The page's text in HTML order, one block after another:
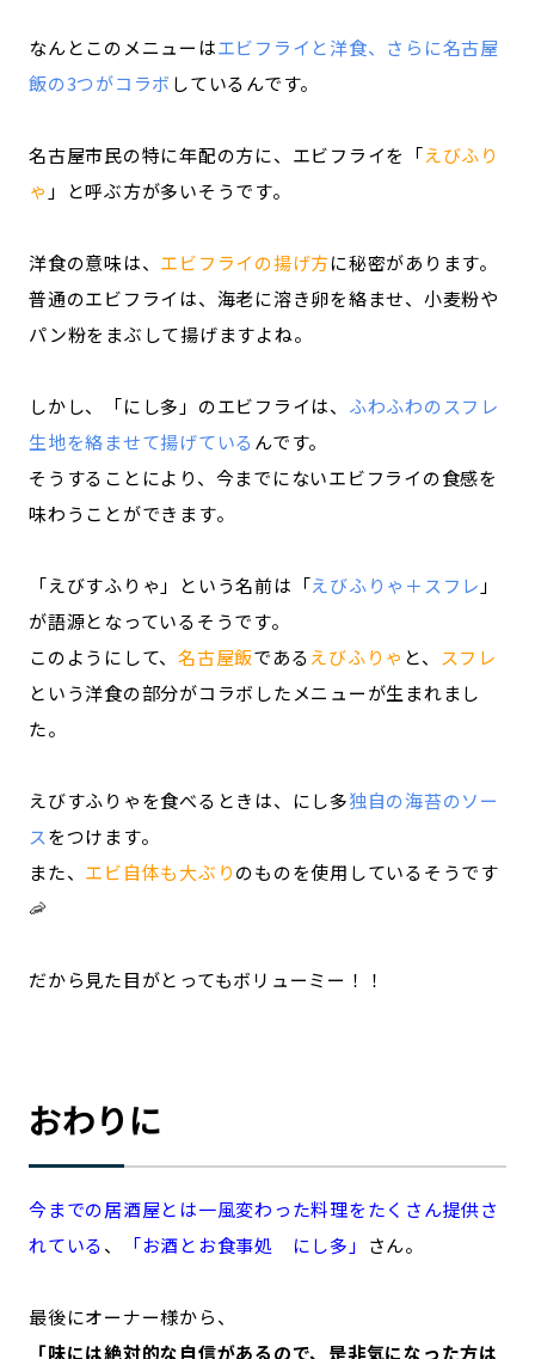
なんとこのメニューはエビフライと洋食、さらに名古屋
飯の3つがコラボ しているんです。
名古屋市民の特に年配の方に、エビフライを「えびふり
ゃ 」と呼ぶ方が多いそうです。
洋食の意味は、 エビフライの揚げ方に秘密があります。
普通のエビフライは、海老に溶き卵を絡ませ、小麦粉や
パン粉をまぶして揚げますよね。
しかし、「にし多」のエビフライは、 ふわふわのスフレ
生地を絡ませて揚げている んです。
そうすることにより、今までにないエビフライの食感を
味わうことができます。
「えびすふりゃ」という名前は「えびふりゃ＋スフレ 」
が語源となっているそうです。
このようにして、 名古屋飯であるえびふりゃ と、
スフレ
という洋食の部分がコラボしたメニューが生まれまし
た。
えびすふりゃを食べるときは、にし多独自の海苔のソー
スをつけます。
また、 エビ自体も大ぶりのものを使用しているそうです
🦐
だから見た目がとってもボリューミー！！
おわりに
今までの居酒屋とは一風変わった料理をたくさん提供さ
れている、 「お酒とお食事処 にし多」 さん。
最後にオーナー様から、
「味には絶対的な自信があるので、是非気になった方は